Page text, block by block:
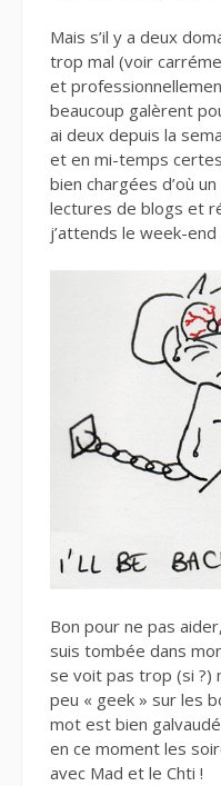
Mais s’il y a deux
trop mal (voir
et
beaucoup galèrent
ai deux depuis la
et en mi-temps
bien chargées d’où
lectures de blogs et
j’attends le week-
Bon pour ne pas
suis tombée dans
se voit pas trop (si ?)
peu « geek » sur les
mot est bien
en ce moment les
avec Mad et le Chti !